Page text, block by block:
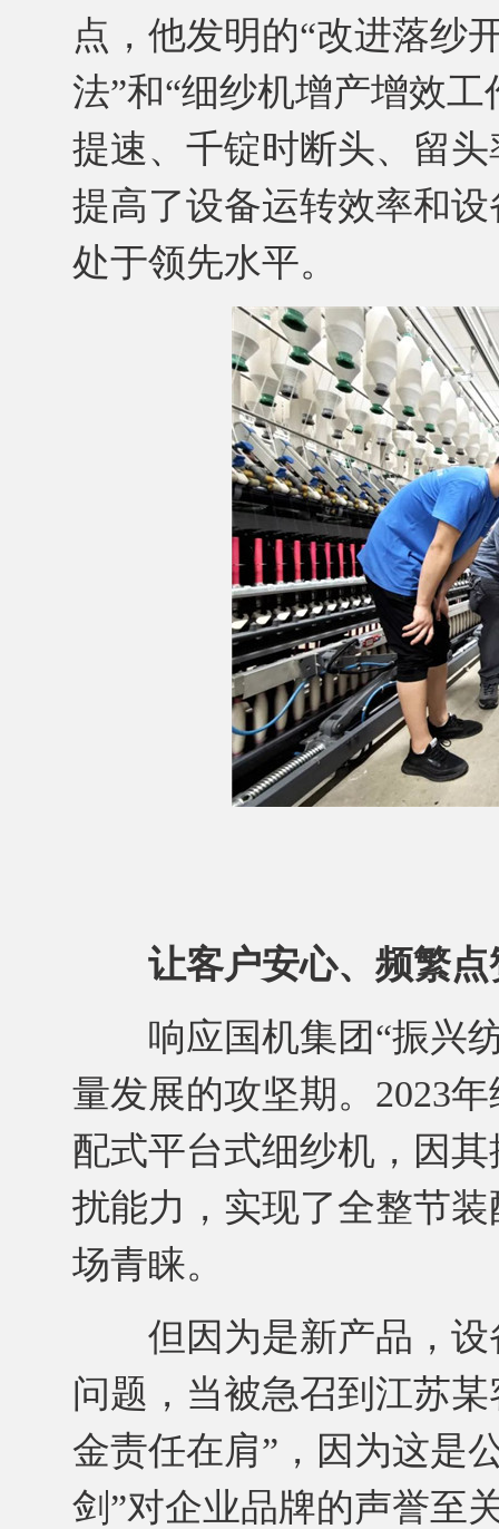
点，他发明的“改进落纱
法”和“细纱机增产增效
提速、千锭时断头、留
提高了设备运转效率和
处于领先水平。
让客户安心、频繁点
响应国机集团“振兴纺
量发展的攻坚期。2023
配式平台式细纱机，因
扰能力，实现了全整节
场青睐。
但因为是新产品，设
问题，当被急召到江苏
金责任在肩”，因为这是
剑”对企业品牌的声誉至